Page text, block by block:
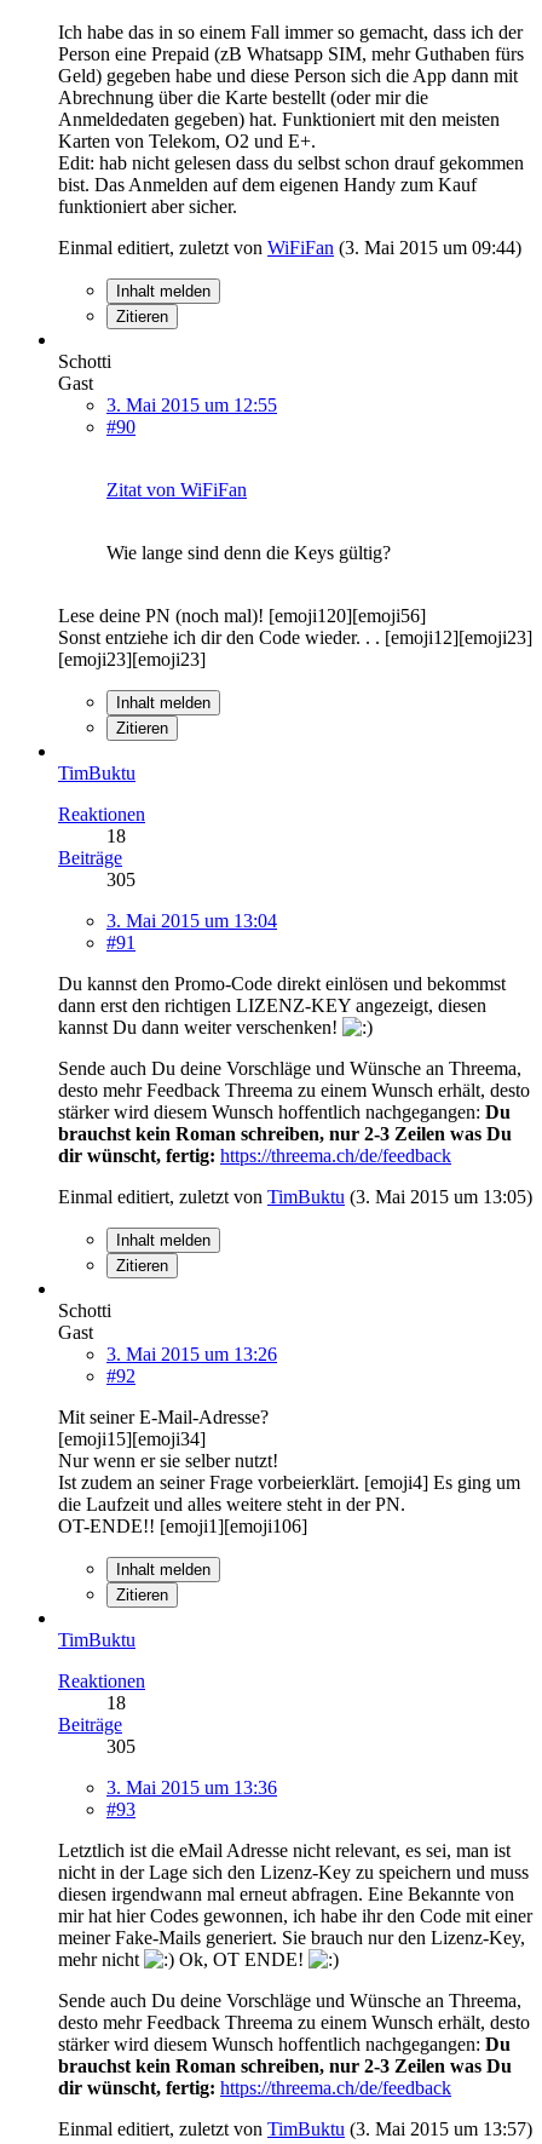
Ich habe das in so einem Fall immer so gemacht, dass ich der
Person eine Prepaid (zB Whatsapp SIM, mehr Guthaben fürs
Geld) gegeben habe und diese Person sich die App dann mit
Abrechnung über die Karte bestellt (oder mir die
Anmeldedaten gegeben) hat. Funktioniert mit den meisten
Karten von Telekom, O2 und E+.
Edit: hab nicht gelesen dass du selbst schon drauf gekommen
bist. Das Anmelden auf dem eigenen Handy zum Kauf
funktioniert aber sicher.
Einmal editiert, zuletzt von WiFiFan (3. Mai 2015 um 09:44)
Inhalt melden
Zitieren
Schotti
Gast
3. Mai 2015 um 12:55
#90
Zitat von WiFiFan
Wie lange sind denn die Keys gültig?
Lese deine PN (noch mal)! [emoji120][emoji56]
Sonst entziehe ich dir den Code wieder. . . [emoji12][emoji23]
[emoji23][emoji23]
Inhalt melden
Zitieren
TimBuktu
Reaktionen
18
Beiträge
305
3. Mai 2015 um 13:04
#91
Du kannst den Promo-Code direkt einlösen und bekommst
dann erst den richtigen LIZENZ-KEY angezeigt, diesen
kannst Du dann weiter verschenken!
Sende auch Du deine Vorschläge und Wünsche an Threema,
desto mehr Feedback Threema zu einem Wunsch erhält, desto
stärker wird diesem Wunsch hoffentlich nachgegangen: Du
brauchst kein Roman schreiben, nur 2-3 Zeilen was Du
dir wünscht, fertig: https://threema.ch/de/feedback
Einmal editiert, zuletzt von TimBuktu (3. Mai 2015 um 13:05)
Inhalt melden
Zitieren
Schotti
Gast
3. Mai 2015 um 13:26
#92
Mit seiner E-Mail-Adresse?
[emoji15][emoji34]
Nur wenn er sie selber nutzt!
Ist zudem an seiner Frage vorbeierklärt. [emoji4] Es ging um
die Laufzeit und alles weitere steht in der PN.
OT-ENDE!! [emoji1][emoji106]
Inhalt melden
Zitieren
TimBuktu
Reaktionen
18
Beiträge
305
3. Mai 2015 um 13:36
#93
Letztlich ist die eMail Adresse nicht relevant, es sei, man ist
nicht in der Lage sich den Lizenz-Key zu speichern und muss
diesen irgendwann mal erneut abfragen. Eine Bekannte von
mir hat hier Codes gewonnen, ich habe ihr den Code mit einer
meiner Fake-Mails generiert. Sie brauch nur den Lizenz-Key,
mehr nicht
Ok, OT ENDE!
Sende auch Du deine Vorschläge und Wünsche an Threema,
desto mehr Feedback Threema zu einem Wunsch erhält, desto
stärker wird diesem Wunsch hoffentlich nachgegangen: Du
brauchst kein Roman schreiben, nur 2-3 Zeilen was Du
dir wünscht, fertig: https://threema.ch/de/feedback
Einmal editiert, zuletzt von TimBuktu (3. Mai 2015 um 13:57)